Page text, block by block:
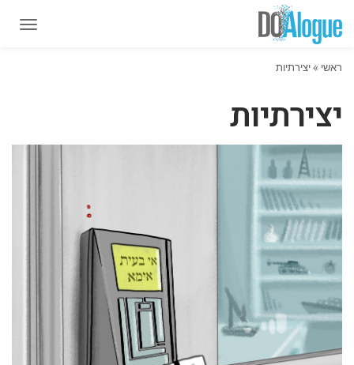
ראשי »יצירתיות
יצירתיות